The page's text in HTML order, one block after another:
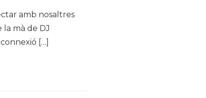
amb nosaltres
mà de DJ
[…]